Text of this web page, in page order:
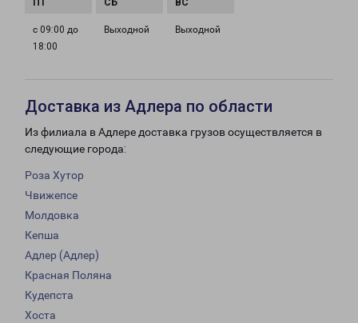
с 09:00 до
18:00
Выходной Выходной
Доставка из Адлера по области
Из филиала в Адлере доставка грузов осуществляется в
следующие города:
Роза Хутор
Чвижепсе
Молдовка
Кепша
Адлер (Адлер)
Красная Поляна
Кудепста
Хоста